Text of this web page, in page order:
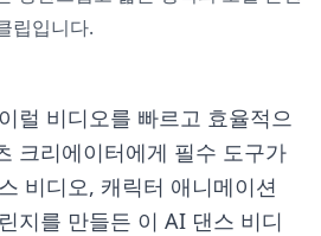
립입니다.
럴 비디오를 빠르고 효율적으
크리에이터에게 필수 도구가
비디오, 캐릭터 애니메이션
지를 만들든 이 AI 댄스 비디